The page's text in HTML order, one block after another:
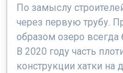
По замыслу
через первую трубу.
образом озеро
В 2020 году часть
конструкции хатки на